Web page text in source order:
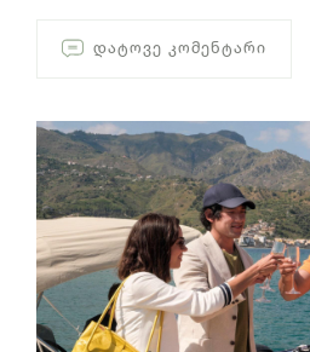
ᲓᲐᲢᲝᲕᲔ ᲙᲝᲛᲔᲜᲢᲐᲠᲘ